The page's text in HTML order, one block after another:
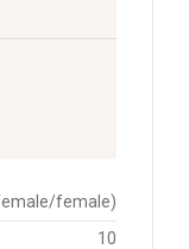
female)
10